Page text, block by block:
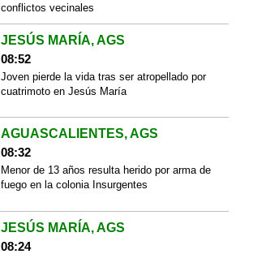
conflictos vecinales
JESÚS MARÍA, AGS
08:52
Joven pierde la vida tras ser atropellado por
cuatrimoto en Jesús María
AGUASCALIENTES, AGS
08:32
Menor de 13 años resulta herido por arma de
fuego en la colonia Insurgentes
JESÚS MARÍA, AGS
08:24